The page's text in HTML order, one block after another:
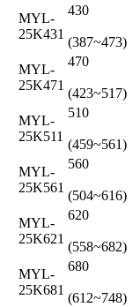
MYL-
25K431
430
(387~473)
MYL-
25K471
470
(423~517)
MYL-
25K511
510
(459~561)
MYL-
25K561
560
(504~616)
MYL-
25K621
620
(558~682)
MYL-
25K681
680
(612~748)